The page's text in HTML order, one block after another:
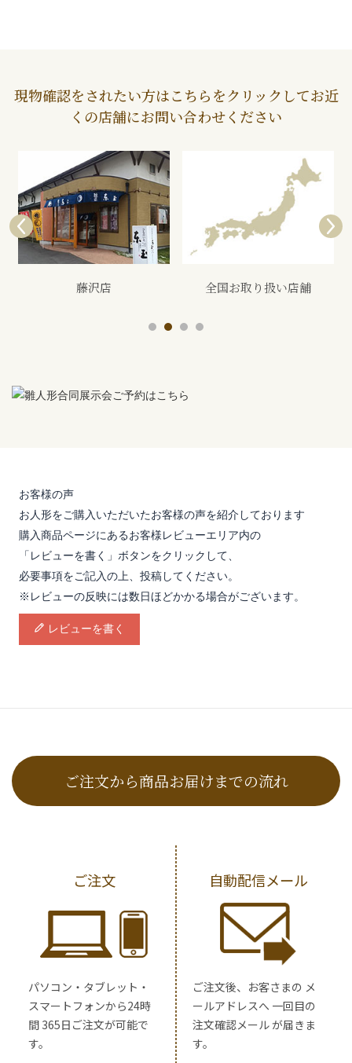
現物確認をされたい方はこちらをクリックしてお近
くの店舗にお問い合わせください
藤沢店 全国お取り扱い店舗
お客様の声
お人形をご購入いただいたお客様の声を紹介しております
購入商品ページにあるお客様レビューエリア内の
「レビューを書く」ボタンをクリックして、
必要事項をご記入の上、投稿してください。
※レビューの反映には数日ほどかかる場合がございます。
レビューを書く
ご注文から商品お届けまでの流れ
ご注文
パソコン・タブレット・
スマートフォンから24時
間 365日ご注文が可能で
す。
自動配信メール
ご注文後、お客さまの メ
ールアドレスへ 一回目の
注文確認メール が届きま
す。